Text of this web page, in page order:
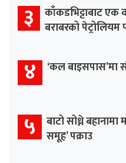
३ काँकडभिट्टाबाट एक
बराबरको
४ ‘कल बाइसपास’मा
५ बाटो सोध्ने
समूह’ पक्राउ